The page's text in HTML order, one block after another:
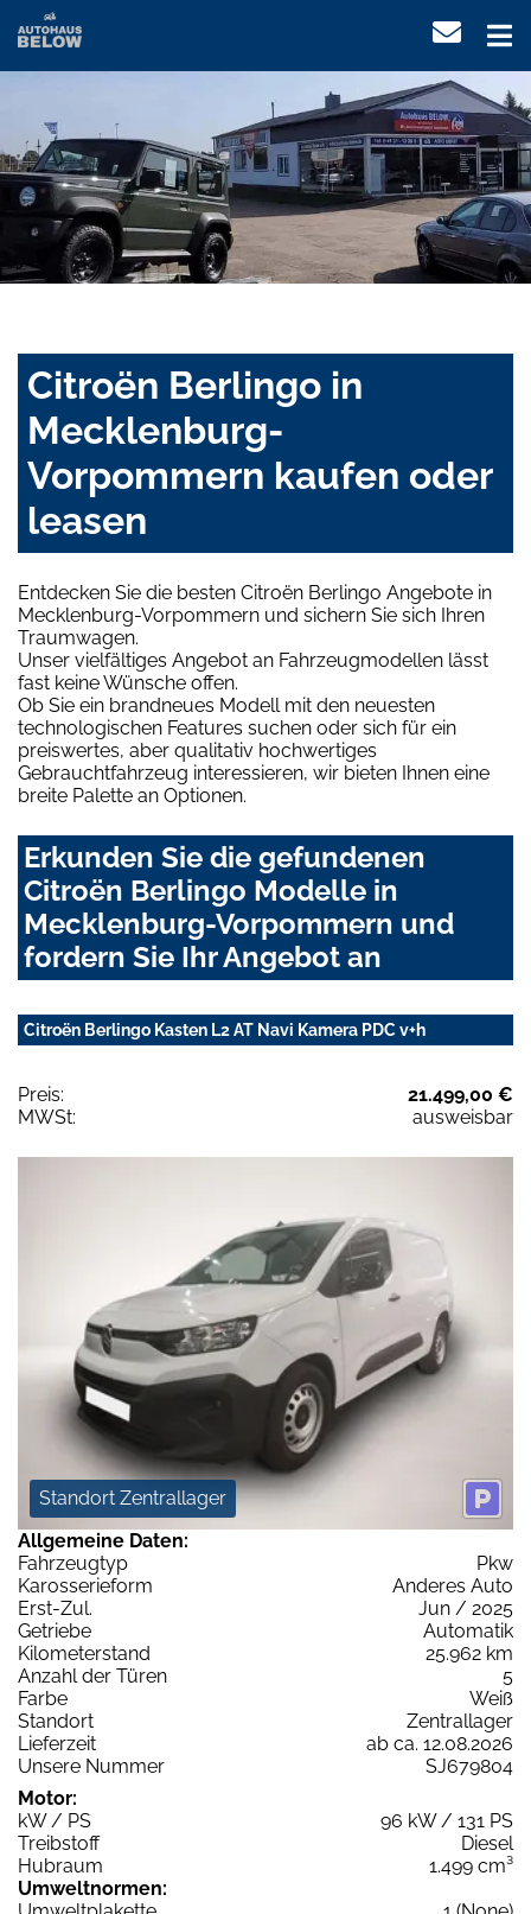
Citroën Berlingo in
Mecklenburg-
Vorpommern kaufen oder
leasen
Entdecken Sie die besten Citroën Berlingo Angebote in
Mecklenburg-Vorpommern und sichern Sie sich Ihren
Traumwagen.
Unser vielfältiges Angebot an Fahrzeugmodellen lässt
fast keine Wünsche offen.
Ob Sie ein brandneues Modell mit den neuesten
technologischen Features suchen oder sich für ein
preiswertes, aber qualitativ hochwertiges
Gebrauchtfahrzeug interessieren, wir bieten Ihnen eine
breite Palette an Optionen.
Erkunden Sie die gefundenen
Citroën Berlingo Modelle in
Mecklenburg-Vorpommern und
fordern Sie Ihr Angebot an
Citroën Berlingo Kasten L2 AT Navi Kamera PDC v+h
Preis:
21.499,00 €
MWSt:
ausweisbar
Standort Zentrallager
Allgemeine Daten:
Fahrzeugtyp
Pkw
Karosserieform
Anderes Auto
Erst-Zul.
Jun / 2025
Getriebe
Automatik
Kilometerstand
25.962 km
Anzahl der Türen
5
Farbe
Weiß
Standort
Zentrallager
Lieferzeit
ab ca. 12.08.2026
Unsere Nummer
SJ679804
Motor:
kW / PS
96 kW / 131 PS
Treibstoff
Diesel
Hubraum
1.499 cm³
Umweltnormen: